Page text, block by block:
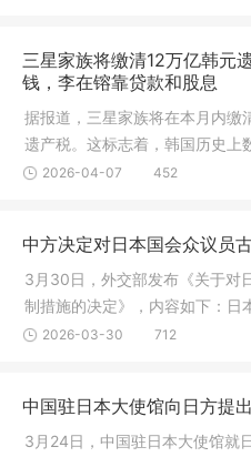
三星家族将缴清12万亿韩元
钱，李在镕靠贷款和股息
据报道，三星家族将在本月内缴
遗产税。这标志着，韩国历史上
上句号。
2026-04-07 452
中方决定对日本国会众议员
3月30日，外交部发布《关于对
制措施的决定》，内容如下：日
强烈反对
2026-03-30 712
中国驻日本大使馆向日方提
3月24日，中国驻日本大使馆就